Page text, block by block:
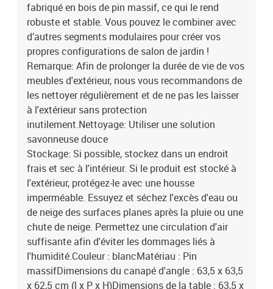
fabriqué en bois de pin massif, ce qui le rend
robuste et stable. Vous pouvez le combiner avec
d’autres segments modulaires pour créer vos
propres configurations de salon de jardin !
Remarque: Afin de prolonger la durée de vie de vos
meubles d'extérieur, nous vous recommandons de
les nettoyer régulièrement et de ne pas les laisser
à l'extérieur sans protection
inutilement.Nettoyage: Utiliser une solution
savonneuse douce
Stockage: Si possible, stockez dans un endroit
frais et sec à l'intérieur. Si le produit est stocké à
l'extérieur, protégez-le avec une housse
imperméable. Essuyez et séchez l'excès d'eau ou
de neige des surfaces planes après la pluie ou une
chute de neige. Permettez une circulation d'air
suffisante afin d'éviter les dommages liés à
l'humidité.Couleur : blancMatériau : Pin
massifDimensions du canapé d'angle : 63,5 x 63,5
x 62,5 cm (l x P x H)Dimensions de la table : 63,5 x